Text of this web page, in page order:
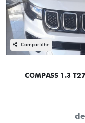
Compartilhe
COMPASS 1.3